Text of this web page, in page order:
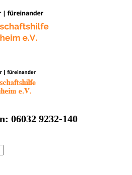
06032 9232-140